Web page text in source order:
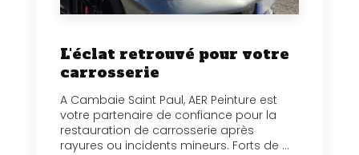
L'éclat retrouvé pour votre
carrosserie
A Cambaie Saint Paul, AER Peinture est
votre partenaire de confiance pour la
restauration de carrosserie après
rayures ou incidents mineurs. Forts de ...